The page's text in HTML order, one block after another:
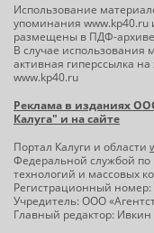
Использование
упоминания www.kp40.ru
размещены в ПДФ-
В случае использования
активная гиперссылка
www.kp40.ru
Реклама в изданиях
Калуга" и на сайте
Портал Калуги и области
Федеральной службой
технологий и массовых
Регистрационный
Учредитель: ООО
Главный редактор: